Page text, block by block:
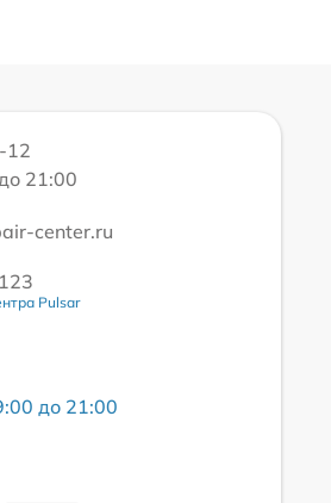
12
21:00
center.ru
Pulsar
до 21:00